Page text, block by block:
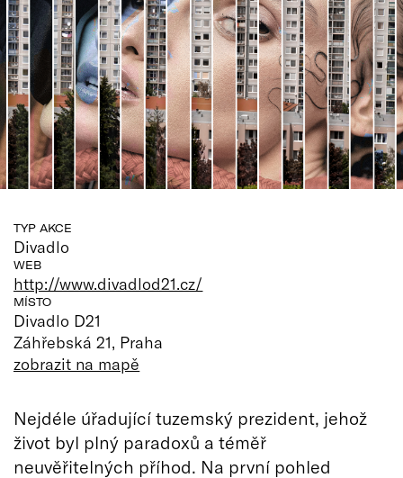
Vše o ČT
TYP AKCE
Divadlo
WEB
http://www.divadlod21.cz/
MÍSTO
Divadlo D21
Záhřebská 21, Praha
zobrazit na mapě
Nejdéle úřadující tuzemský prezident, jehož
život byl plný paradoxů a téměř
neuvěřitelných příhod. Na první pohled